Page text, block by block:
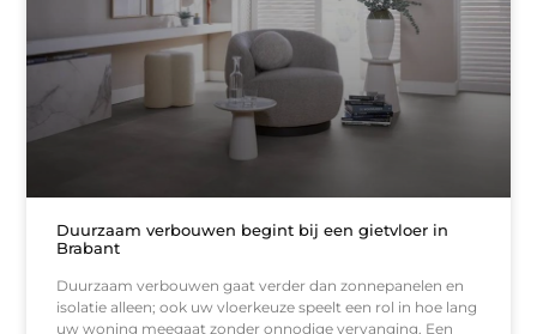
Duurzaam verbouwen begint bij een gietvloer in
Brabant
Duurzaam verbouwen gaat verder dan zonnepanelen en
isolatie alleen; ook uw vloerkeuze speelt een rol in hoe lang
uw woning meegaat zonder onnodige vervanging. Een